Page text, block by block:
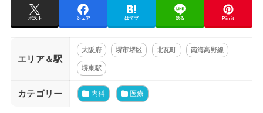
ポスト シェア はてブ 送る Pin it
エリア＆駅
大阪府 堺市堺区 北瓦町 南海高野線
堺東駅
カテゴリー 内科 医療